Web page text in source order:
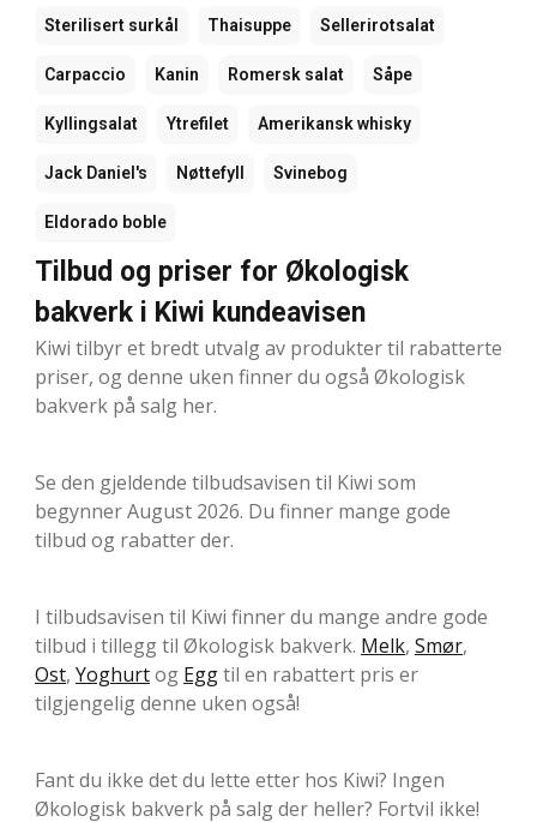
Sterilisert surkål Thaisuppe Sellerirotsalat
Carpaccio Kanin Romersk salat Såpe
Kyllingsalat Ytrefilet Amerikansk whisky
Jack Daniel's Nøttefyll Svinebog
Eldorado boble
Tilbud og priser for Økologisk
bakverk i Kiwi kundeavisen
Kiwi tilbyr et bredt utvalg av produkter til rabatterte
priser, og denne uken finner du også Økologisk
bakverk på salg her.
Se den gjeldende tilbudsavisen til Kiwi som
begynner August 2026. Du finner mange gode
tilbud og rabatter der.
I tilbudsavisen til Kiwi finner du mange andre gode
tilbud i tillegg til Økologisk bakverk. Melk, Smør,
Ost, Yoghurtog Eggtil en rabattert pris er
tilgjengelig denne uken også!
Fant du ikke det du lette etter hos Kiwi? Ingen
Økologisk bakverk på salg der heller? Fortvil ikke!